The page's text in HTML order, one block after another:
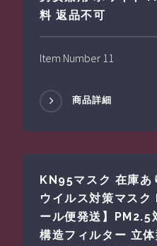
料 返品不可
Item Number 11
商品詳細
KN95マスク 在庫
ウイルス対策マス
ール便発送】PM2.5
構造フィルター 立